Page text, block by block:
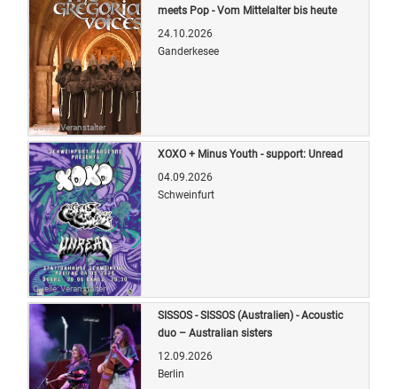
Quelle: Veranstalter
meets Pop - Vom Mittelalter bis heute
24.10.2026
Ganderkesee
Quelle: Veranstalter
XOXO + Minus Youth - support: Unread
04.09.2026
Schweinfurt
SISSOS - SISSOS (Australien) - Acoustic
duo – Australian sisters
12.09.2026
Berlin